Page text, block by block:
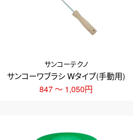
サンコーワブラシ Wタイプ(手動用)
サンコーテクノ
847 ～ 1,050円